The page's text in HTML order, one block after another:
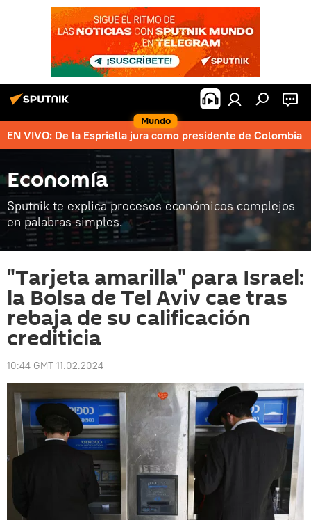
Mundo
EN VIVO: De la Espriella jura como presidente de Colombia
Economía
Sputnik te explica procesos económicos complejos
en palabras simples.
"Tarjeta amarilla" para Israel:
la Bolsa de Tel Aviv cae tras
rebaja de su calificación
crediticia
10:44 GMT 11.02.2024